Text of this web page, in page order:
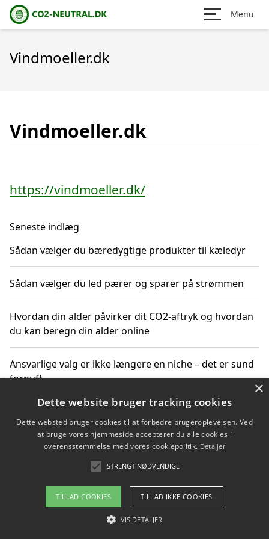
Menu
Vindmoeller.dk
Vindmoeller.dk
https://vindmoeller.dk/
Seneste indlæg
Sådan vælger du bæredygtige produkter til kæledyr
Sådan vælger du led pærer og sparer på strømmen
Hvordan din alder påvirker dit CO2-aftryk og hvordan
du kan beregn din alder online
Ansvarlige valg er ikke længere en niche – det er sund
fornuft
Sådan kan du handle bæredygtigt og bestil med
faktura
Om / kontakt
Blog Betingelser
×
Dette website bruger tracking cookies
Dette websted bruger cookies til at forbedre brugeroplevelsen. Ved
at bruge vores hjemmeside accepterer du alle cookies i
overensstemmelse med vores cookiepolitik. Detaljer
STRENGT NØDVENDIGE
TILLAD COOKIES TILLAD IKKE COOKIES
VIS DETALJER